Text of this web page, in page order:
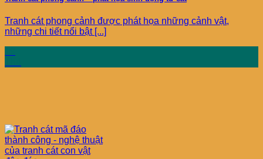
Tranh cát phong cảnh được phát họa những cảnh vật,
những chi tiết nổi bật [...]